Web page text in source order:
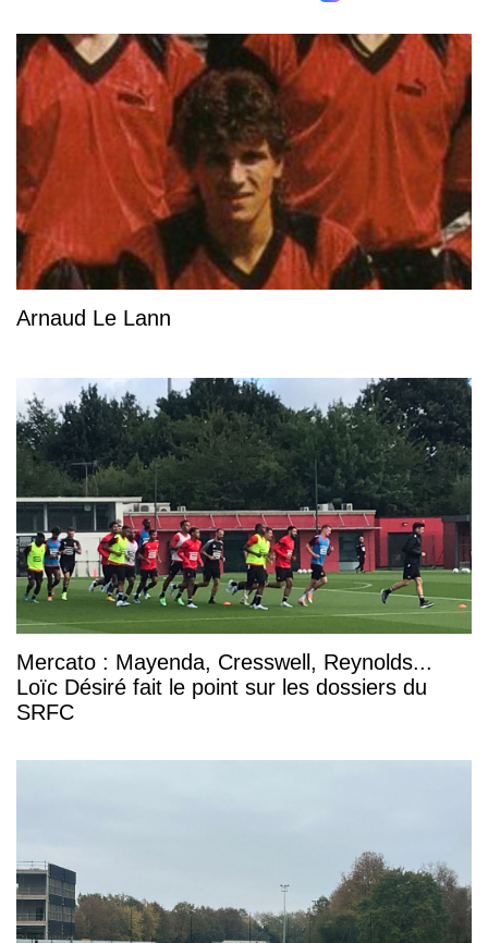
Arnaud Le Lann
Mercato : Mayenda, Cresswell, Reynolds...
Loïc Désiré fait le point sur les dossiers du
SRFC